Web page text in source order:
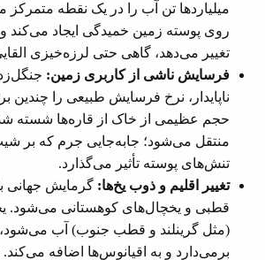
میلیاردها تن آب را در یک نقطه متمرکز
روی پوسته زمین خمیدگی ایجاد می‌کند
تغییر می‌دهد، گاهی حتی لرزه‌خیزی
فرسایش ناشی از کاربری زمین:
ناپایدار، نرخ فرسایش طبیعی را چندین
حجم عظیمی از خاک از قاره‌ها شسته
منتقل می‌شود؛ جابه‌جایی جرم که بر
تنش‌های پوسته تأثیر می‌گذارد.
تغییر اقلیم و ذوب یخ‌ها: گرمایش
قطبی و یخچال‌های کوهستانی
(مثل گرینلند و قطب جنوب) آب می‌شود،
برمی‌دارد و به اقیانوس‌ها اضافه می‌کند.